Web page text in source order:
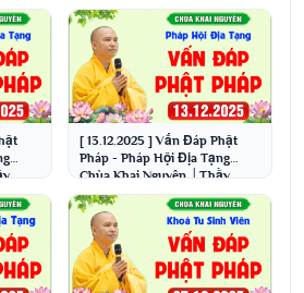
Đạo Thịnh
[ 13.12.2025 ] Vấn Đáp Phật
Pháp - Pháp Hội Địa Tạng
Chùa Khai Nguyên │Thầy
Thích Đạo Thịnh